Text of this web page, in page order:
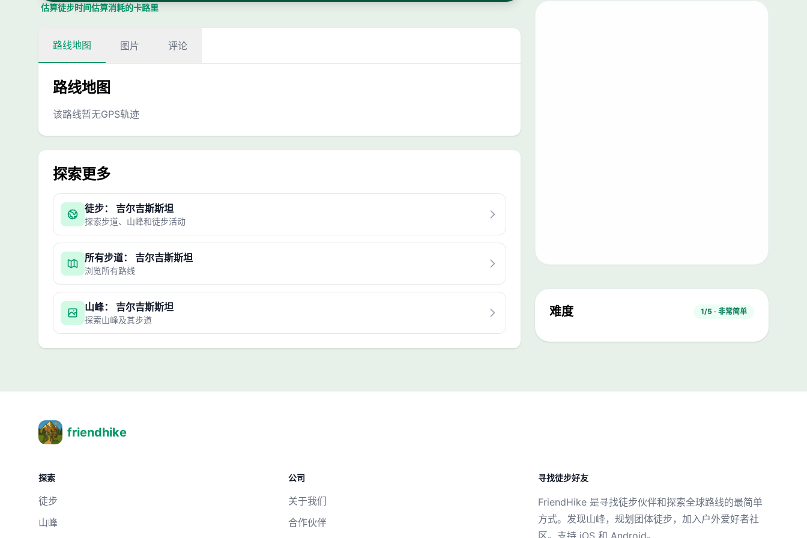
估算徒步时间估算消耗的卡路里
路线地图 图片 评论
路线地图
该路线暂无GPS轨迹
探索更多
徒步： 吉尔吉斯斯坦
探索步道、山峰和徒步活动
所有步道： 吉尔吉斯斯坦
浏览所有路线
山峰： 吉尔吉斯斯坦
探索山峰及其步道
难度 1/5 · 非常简单
friendhike
探索
徒步
山峰
公司
关于我们
合作伙伴
寻找徒步好友
FriendHike 是寻找徒步伙伴和探索全球路线的最简单
方式。发现山峰，规划团体徒步，加入户外爱好者社
区。支持 iOS 和 Android。